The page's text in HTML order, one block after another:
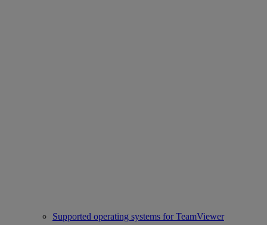
Supported operating systems for TeamViewer